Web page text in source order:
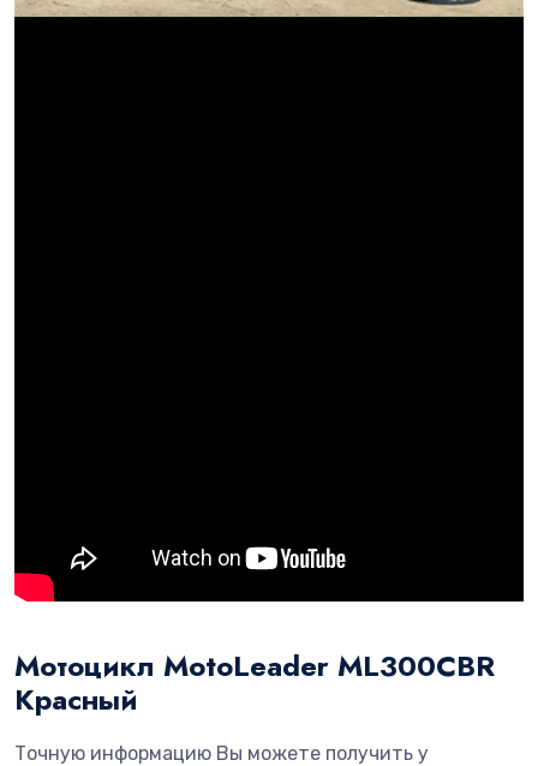
Мотоцикл MotoLeader ML300CBR
Красный
Точную информацию Вы можете получить у